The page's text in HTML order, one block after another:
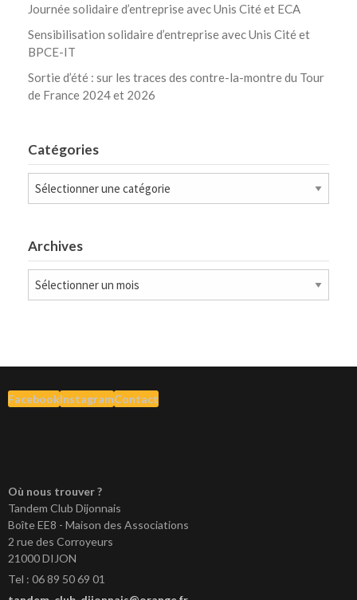
Journée solidaire d’entreprise avec Unis Cité et ECA
Sensibilisation solidaire d’entreprise avec Unis Cité et
BPCE-IT
Sortie d’été : sur les traces des contre-la-montre du Tour
de France 2024 et 2026
Catégories
Catégories
Archives
Archives
FacebookInstagramContact
Où nous trouver ?
Tandem Club Dijonnais
Boîte EE8 - Maison des Associations
2 rue des Corroyeurs
21000 DIJON
Tel : 06 89 50 69 01